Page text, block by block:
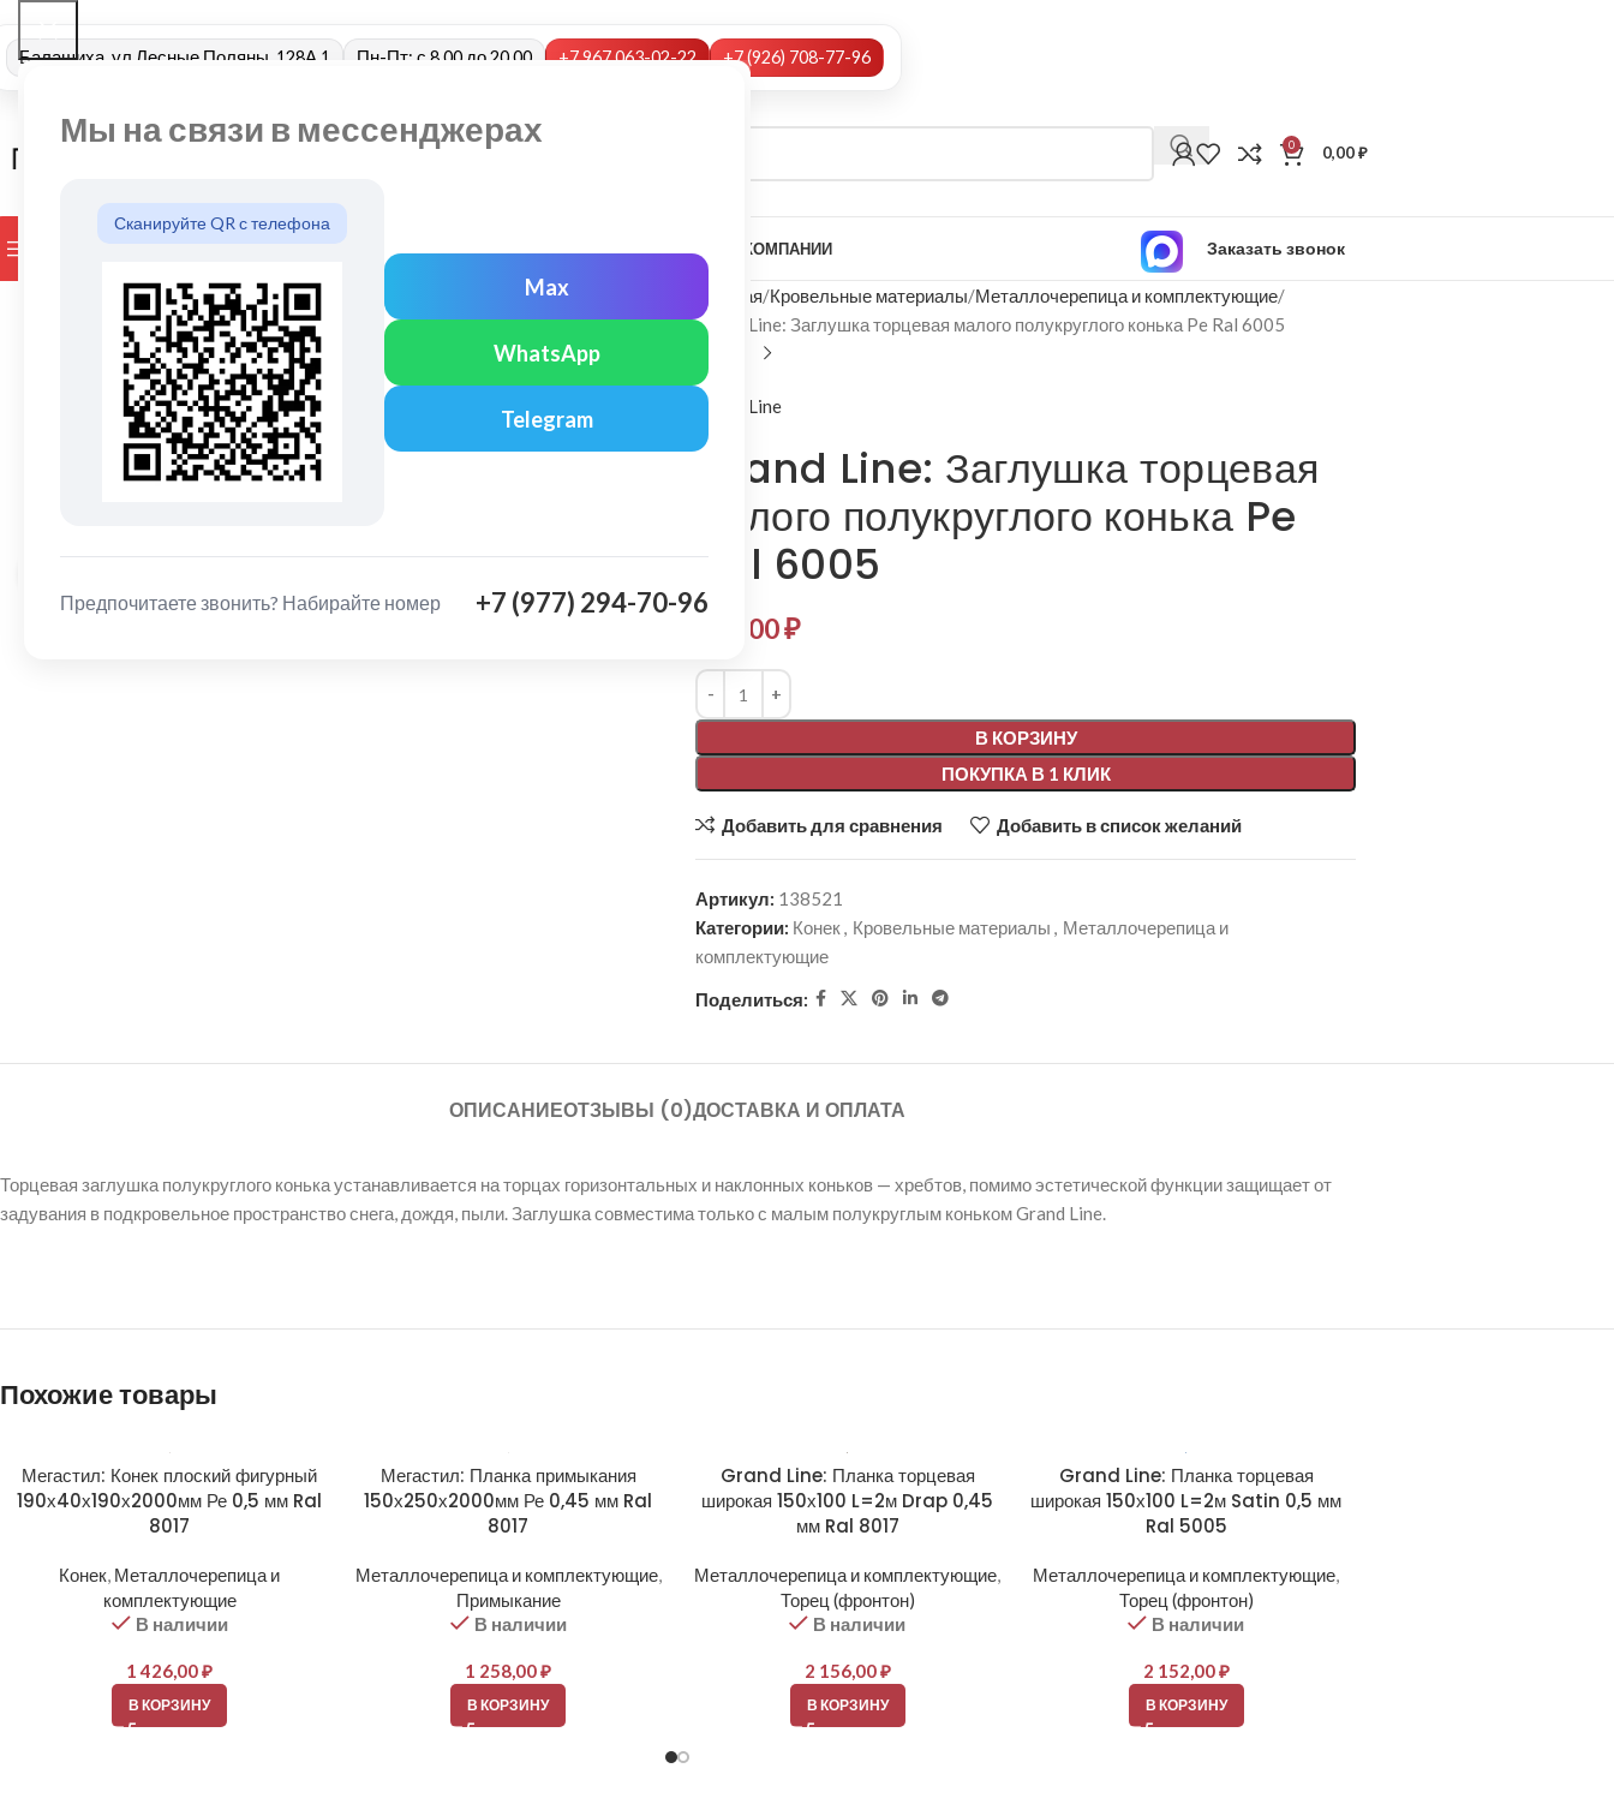
Мы на связи в мессенджерах
Сканируйте QR с телефона
Max
WhatsApp
Telegram
Предпочитаете звонить? Набирайте номер +7 (977) 294-70-96
Балашиха, ул Лесные Поляны, 128А 1 Пн-Пт: с 8.00 до 20.00 +7 967 063-02-22 +7 (926) 708-77-96
0 0,00₽
ПРОСМОТР КАТЕГОРИЙ БРЕНДЫ О КОМПАНИИ Заказать звонок
Главная Кровельные материалы Металлочерепица и комплектующие
Grand Line: Заглушка торцевая малого полукруглого конька Pe Ral 6005
Grand Line
Grand Line: Заглушка торцевая
малого полукруглого конька Pe
Ral 6005
463,00₽
В КОРЗИНУ
ПОКУПКА В 1 КЛИК
Alternative:
Добавить для сравнения Добавить в список желаний
Артикул: 138521
Категории: Конек, Кровельные материалы , Металлочерепица и
комплектующие
Поделиться:
ОПИСАНИЕОТЗЫВЫ (0)ДОСТАВКА И ОПЛАТА
Торцевая заглушка полукруглого конька устанавливается на торцах горизонтальных и наклонных коньков — хребтов, помимо эстетической функции защищает от
задувания в подкровельное пространство снега, дождя, пыли. Заглушка совместима только с малым полукруглым коньком Grand Line.
Похожие товары
Мегастил: Конек плоский фигурный
190х40х190х2000мм Ре 0,5 мм Ral
8017
Конек, Металлочерепица и
комплектующие
В наличии
1 426,00₽
В КОРЗИНУ
Мегастил: Планка примыкания
150х250х2000мм Ре 0,45 мм Ral
8017
Металлочерепица и комплектующие,
Примыкание
В наличии
1 258,00₽
В КОРЗИНУ
Grand Line: Планка торцевая
широкая 150х100 L=2м Drap 0,45
мм Ral 8017
Металлочерепица и комплектующие,
Торец (фронтон)
В наличии
2 156,00₽
В КОРЗИНУ
Grand Line: Планка торцевая
широкая 150х100 L=2м Satin 0,5 мм
Ral 5005
Металлочерепица и комплектующие,
Торец (фронтон)
В наличии
2 152,00₽
В КОРЗИНУ